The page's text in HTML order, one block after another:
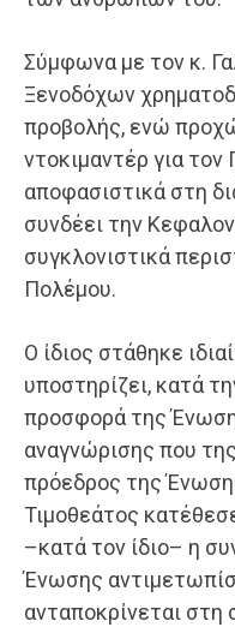
Σύμφωνα με τον κ.
Ξενοδόχων
προβολής, ενώ
ντοκιμαντέρ για
αποφασιστικά στη
συνδέει την
συγκλονιστικά
Πολέμου.
Ο ίδιος στάθηκε
υποστηρίζει, κατά
προσφορά της
αναγνώρισης που
πρόεδρος της
Τιμοθεάτος
–κατά τον ίδιο– η
Ένωσης
ανταποκρίνεται